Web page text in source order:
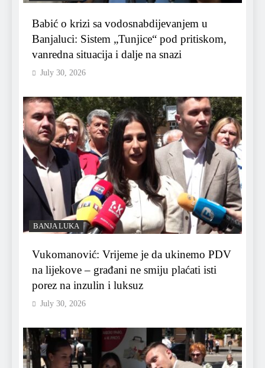
Babić o krizi sa vodosnabdijevanjem u
Banjaluci: Sistem „Tunjice“ pod pritiskom,
vanredna situacija i dalje na snazi
July 30, 2026
BANJA LUKA
Vukomanović: Vrijeme je da ukinemo PDV
na lijekove – građani ne smiju plaćati isti
porez na inzulin i luksuz
July 30, 2026